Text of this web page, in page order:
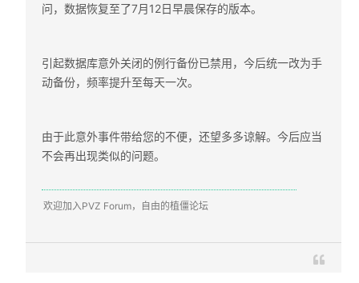
问，数据恢复至了7月12日早晨保存的版本。
引起数据库意外关闭的例行备份已禁用，今后统一改为手
动备份，频率提升至每天一次。
由于此意外事件带给您的不便，还望多多谅解。今后应当
不会再出现类似的问题。
欢迎加入PVZ Forum，自由的植僵论坛